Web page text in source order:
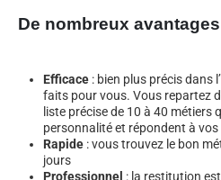
De nombreux avantages
Efficace : bien plus précis dans
faits pour vous. Vous repartez
liste précise de 10 à 40
personnalité et répondent à
Rapide : vous trouvez le bon
jours
Professionnel : la restitution